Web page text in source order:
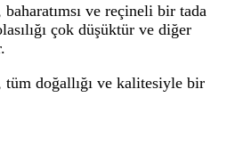
ve reçineli bir tada
çok düşüktür ve diğer
doğallığı ve kalitesiyle bir